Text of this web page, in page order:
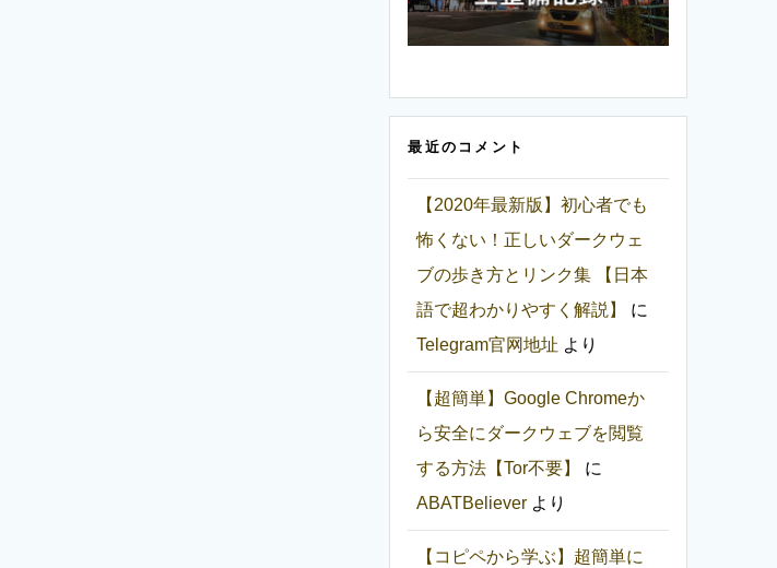
最近のコメント
【2020年最新版】初心者でも
怖くない！正しいダークウェ
ブの歩き方とリンク集 【日本
語で超わかりやすく解説】
に
Telegram官网地址 より
【超簡単】Google Chromeか
ら安全にダークウェブを閲覧
する方法【Tor不要】
に
ABATBeliever より
【コピペから学ぶ】超簡単に